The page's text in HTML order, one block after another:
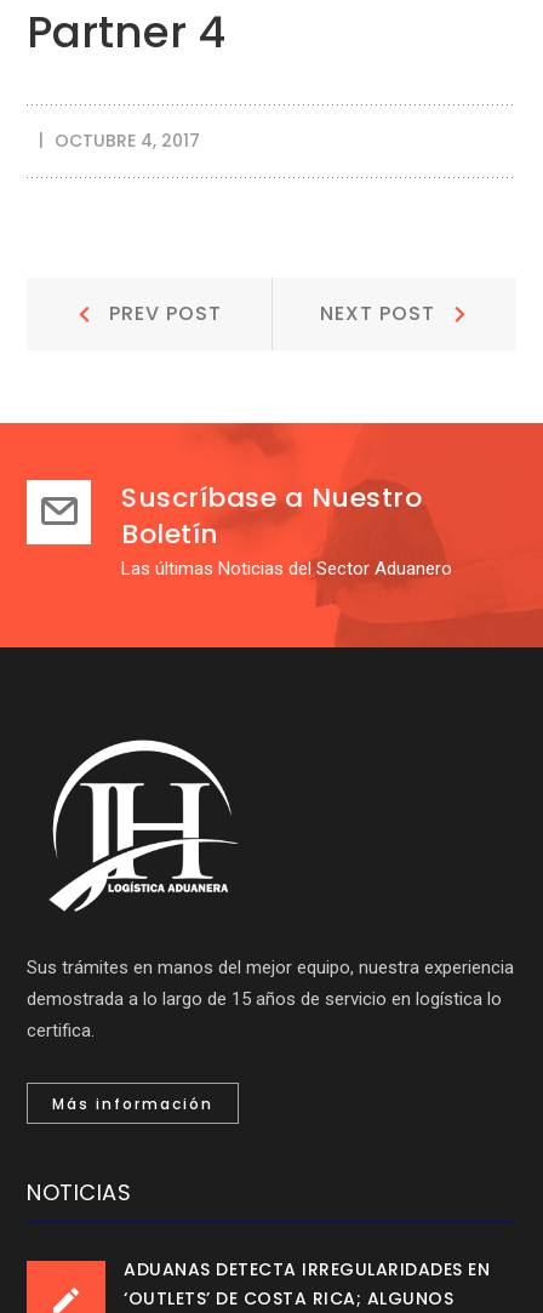
Partner 4
OCTUBRE 4, 2017
Navegación
entradas
PREV POST NEXT POST Post:
Suscríbase a Nuestro
Boletín
Las últimas Noticias del Sector Aduanero
Sus trámites en manos del mejor equipo, nuestra experiencia
demostrada a lo largo de 15 años de servicio en logística lo
certifica.
Más información
NOTICIAS
ADUANAS DETECTA IRREGULARIDADES EN
‘OUTLETS’ DE COSTA RICA; ALGUNOS